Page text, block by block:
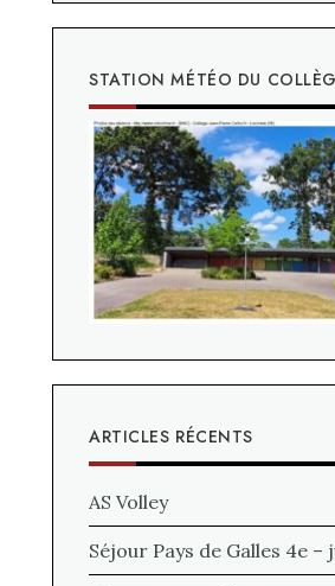
STATION MÉTÉO DU
ARTICLES RÉCENTS
AS Volley
Séjour Pays de Galles 4e –